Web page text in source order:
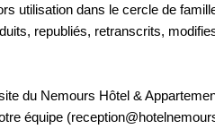
utilisation dans le cercle de
republiés, retranscrits,
du Nemours Hôtel &
équipe